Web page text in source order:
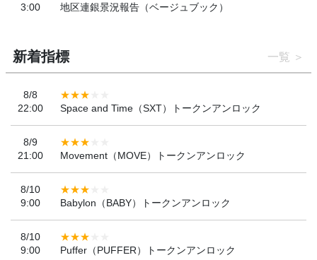
3:00
地区連銀景況報告（ベージュブック）
新着指標 一覧
8/8
22:00
Space and Time（SXT）トークンアンロック
8/9
21:00
Movement（MOVE）トークンアンロック
8/10
9:00
Babylon（BABY）トークンアンロック
8/10
9:00
Puffer（PUFFER）トークンアンロック